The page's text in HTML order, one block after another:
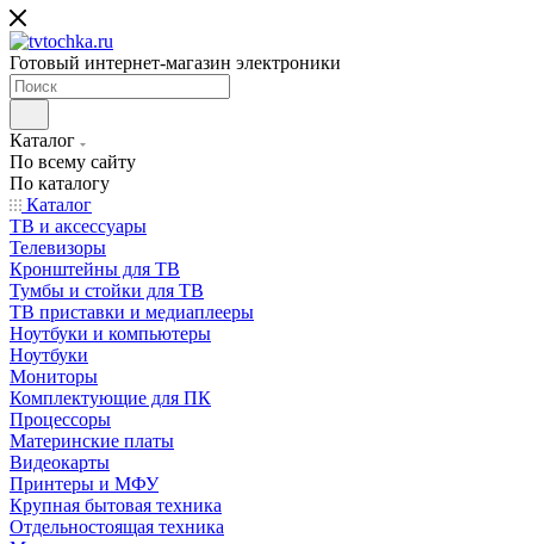
Готовый интернет-магазин электроники
Каталог
По всему сайту
По каталогу
Каталог
ТВ и аксессуары
Телевизоры
Кронштейны для ТВ
Тумбы и стойки для ТВ
ТВ приставки и медиаплееры
Ноутбуки и компьютеры
Ноутбуки
Мониторы
Комплектующие для ПК
Процессоры
Материнские платы
Видеокарты
Принтеры и МФУ
Крупная бытовая техника
Отдельностоящая техника